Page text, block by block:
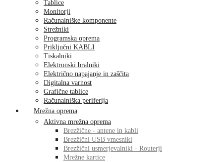
Tablice
Monitorji
Računalniške komponente
Strežniki
Programska oprema
Priključni KABLI
Tiskalniki
Elektronski bralniki
Električno napajanje in zaščita
Digitalna varnost
Grafične tablice
Računalniška periferija
Mrežna oprema
Aktivna mrežna oprema
Brezžične - antene in kabli
Brezžični USB vmesniki
Brezžični usmerjevalniki - Routerji
Mrežne kartice